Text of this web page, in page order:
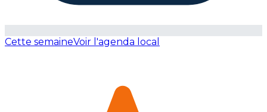
Cette semaineVoir l'agenda local